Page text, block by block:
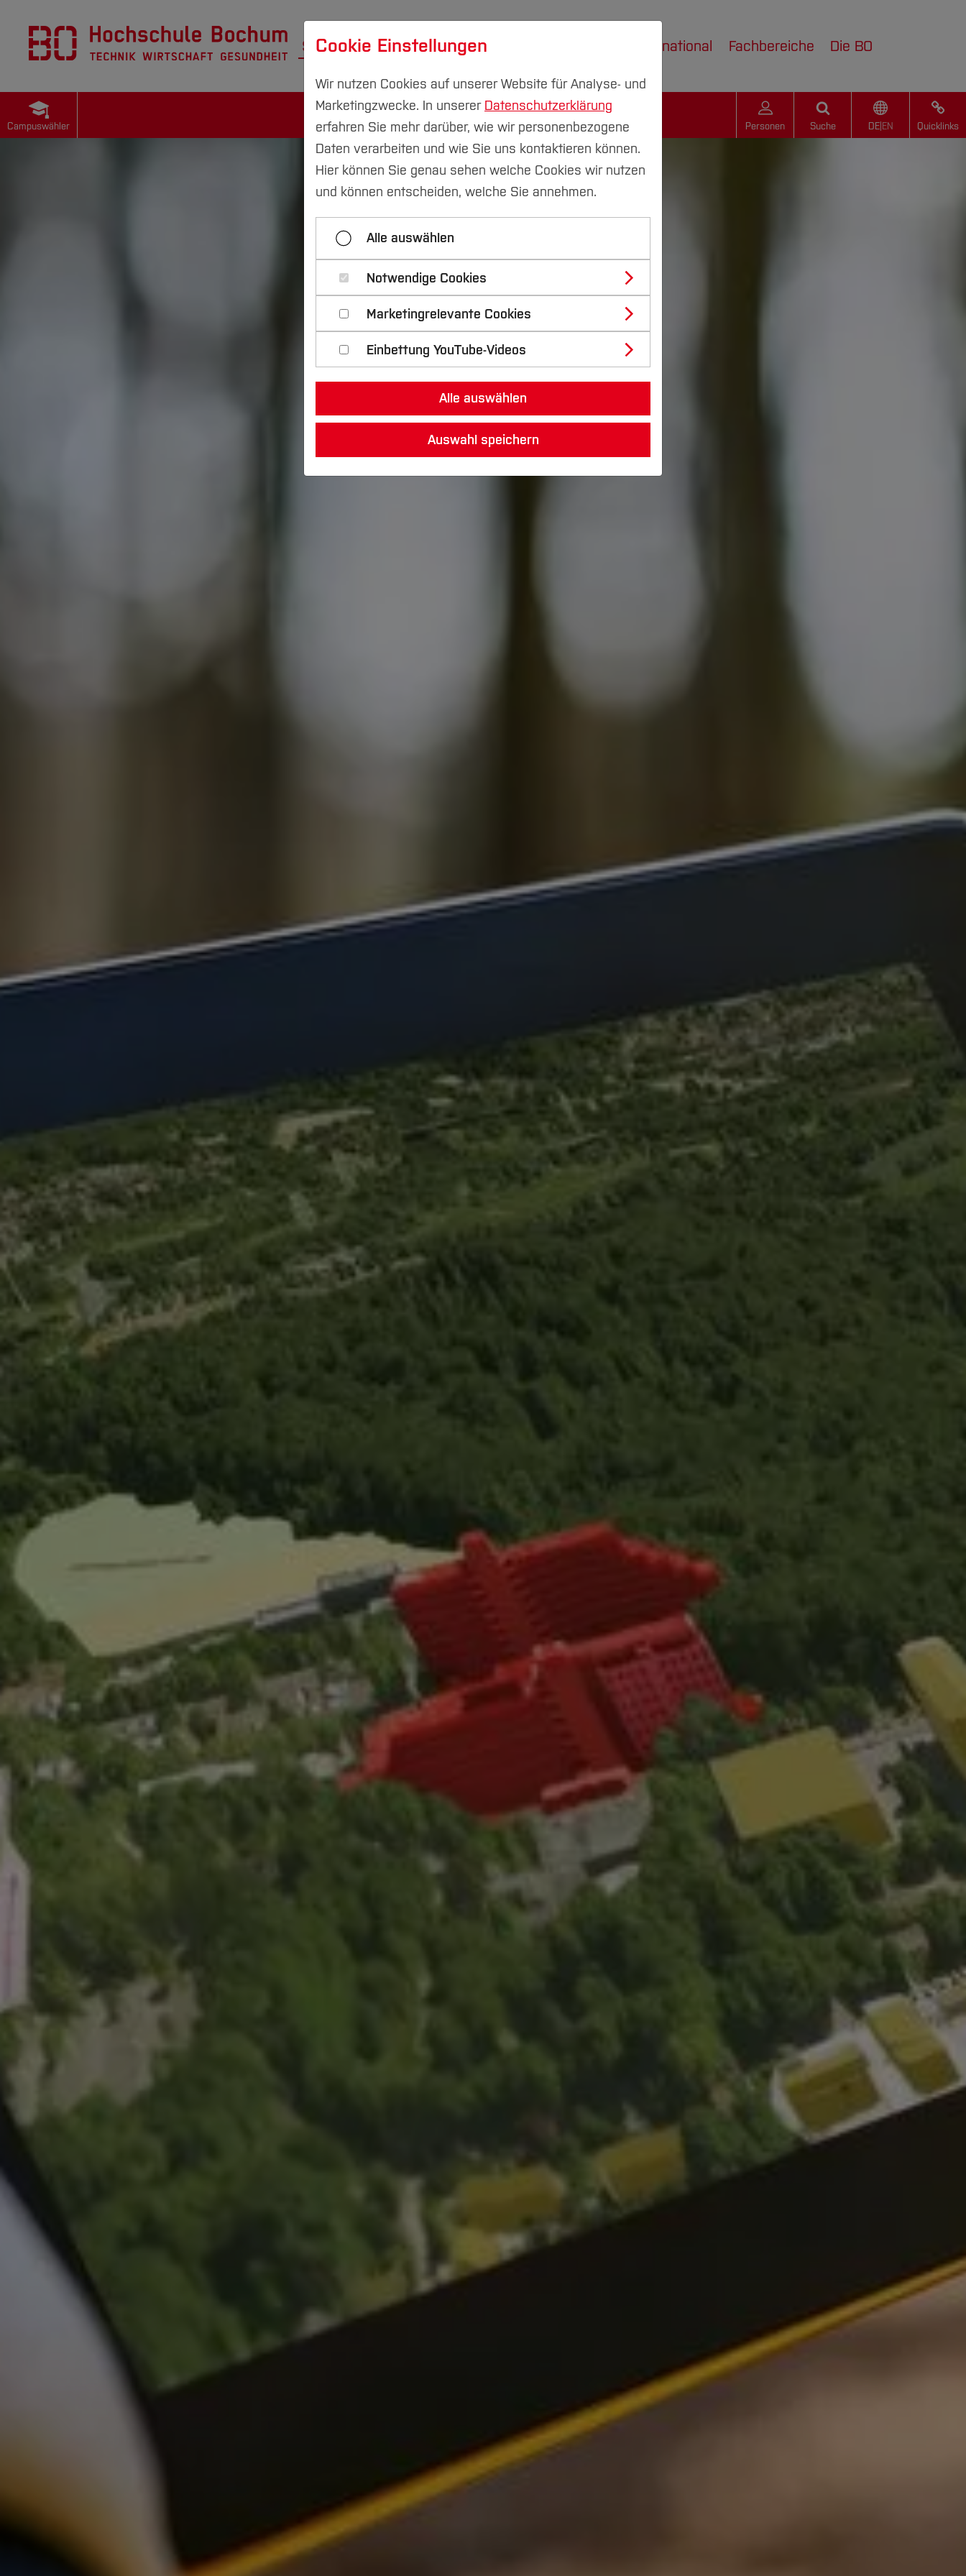
Studium Forschung & Transfer International Fachbereiche Die BO
Campuswähler Personen Suche DE| EN Quicklinks
Cookie Einstellungen
Wir nutzen Cookies auf unserer Website für Analyse- und
Marketingzwecke. In unserer Datenschutzerklärung
erfahren Sie mehr darüber, wie wir personenbezogene
Daten verarbeiten und wie Sie uns kontaktieren können.
Hier können Sie genau sehen welche Cookies wir nutzen
und können entscheiden, welche Sie annehmen.
Alle auswählen
Notwendige Cookies
Marketingrelevante Cookies
Einbettung YouTube-Videos
Alle auswählen
Auswahl speichern